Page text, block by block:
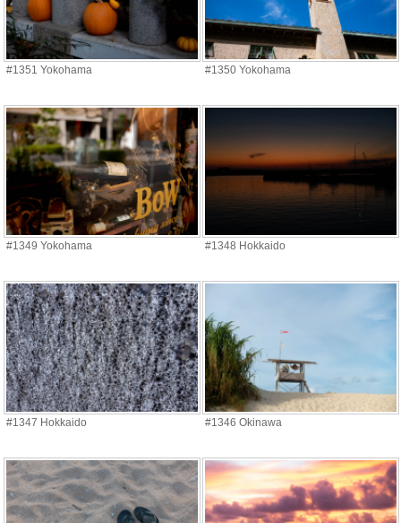
#1351 Yokohama #1350 Yokohama
#1349 Yokohama #1348 Hokkaido
#1347 Hokkaido #1346 Okinawa